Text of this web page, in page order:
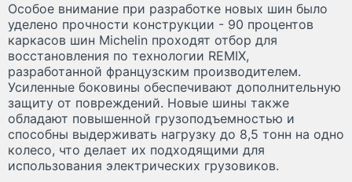
Особое внимание при разработке новых шин было
уделено прочности конструкции - 90 процентов
каркасов шин Michelin проходят отбор для
восстановления по технологии REMIX,
разработанной французским производителем.
Усиленные боковины обеспечивают дополнительную
защиту от повреждений. Новые шины также
обладают повышенной грузоподъемностью и
способны выдерживать нагрузку до 8,5 тонн на одно
колесо, что делает их подходящими для
использования электрических грузовиков.